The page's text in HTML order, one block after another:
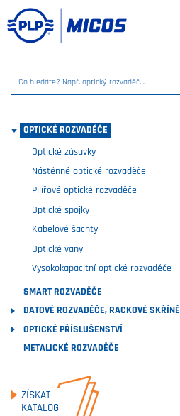
OPTICKÉ ROZVADĚČE
Optické zásuvky
Nástěnné optické rozvaděče
Pilířové optické rozvaděče
Optické spojky
Kabelové šachty
Optické vany
Vysokokapacitní optické rozvaděče
SMART ROZVADĚČE
DATOVÉ ROZVADĚČE, RACKOVÉ SKŘÍNĚ
OPTICKÉ PŘÍSLUŠENSTVÍ
METALICKÉ ROZVADĚČE
ZÍSKAT
KATALOG